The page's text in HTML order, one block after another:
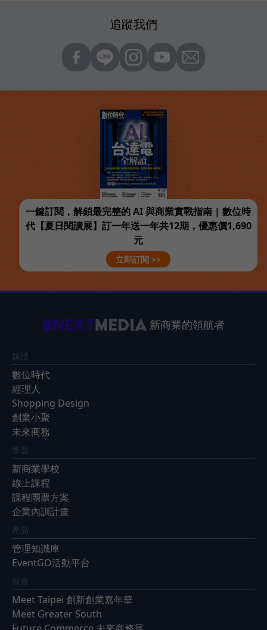
追蹤我們
一鍵訂閱，解鎖最完整的 AI 與商業實戰指南 | 數位時
代【夏日閱讀展】訂一年送一年共12期，優惠價1,690
元
立即訂閱 >>
新商業的領航者
媒體
數位時代
經理人
Shopping Design
創業小聚
未來商務
學習
新商業學校
線上課程
課程團票方案
企業內訓計畫
產品
管理知識庫
EventGO活動平台
展會
Meet Taipei 創新創業嘉年華
Meet Greater South